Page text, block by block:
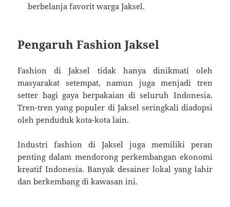
berbelanja favorit warga Jaksel.
Pengaruh Fashion Jaksel
Fashion di Jaksel tidak hanya dinikmati oleh
masyarakat setempat, namun juga menjadi tren
setter bagi gaya berpakaian di seluruh Indonesia.
Tren-tren yang populer di Jaksel seringkali diadopsi
oleh penduduk kota-kota lain.
Industri fashion di Jaksel juga memiliki peran
penting dalam mendorong perkembangan ekonomi
kreatif Indonesia. Banyak desainer lokal yang lahir
dan berkembang di kawasan ini.